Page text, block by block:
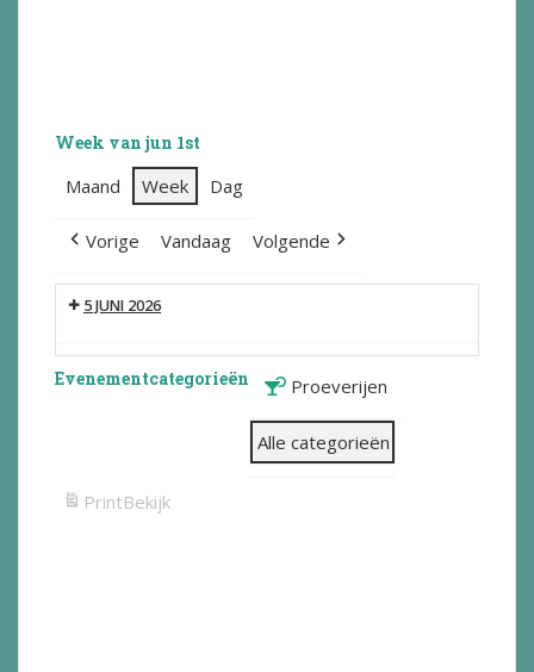
Week van jun 1st
Maand Week Dag
Vorige Vandaag Volgende
5 JUNI 2026
Evenementcategorieën Proeverijen
Alle categorieën
PrintBekijk